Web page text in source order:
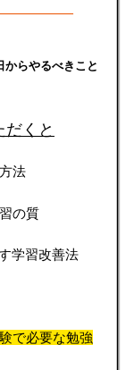
からやるべきこと
くと
法
の質
学習改善法
験で必要な勉強